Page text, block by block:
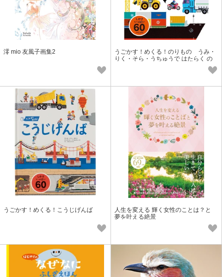
澪 mio 友風子画集2
うごかす！めくる！のりもの うみ・
りく・そら・うちゅうで はたらく の
うごかす！めくる！こうじげんば
人生を変える 輝く女性のことは？と
夢を叶える絶景